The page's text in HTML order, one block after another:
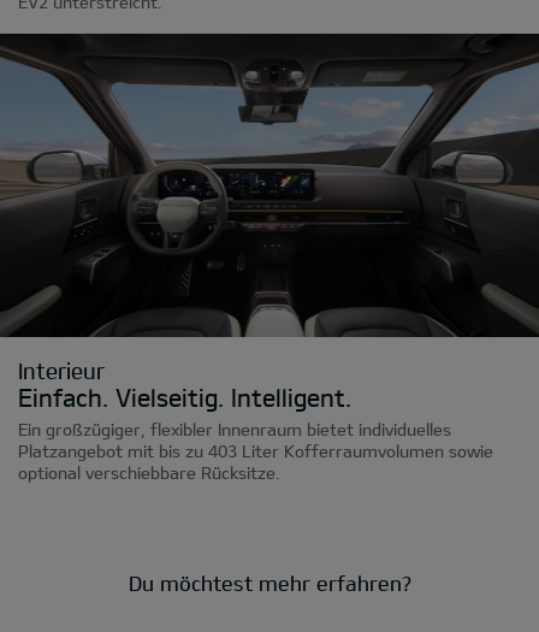
Interieur
Einfach. Vielseitig. Intelligent.
Ein großzügiger, flexibler Innenraum bietet individuelles
Platzangebot mit bis zu 403 Liter Kofferraumvolumen sowie
optional verschiebbare Rücksitze.
Du möchtest mehr erfahren?